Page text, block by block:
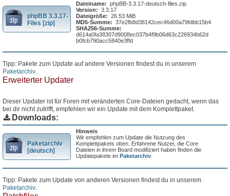
phpBB 3.3.17-
Files [zip]
Dateiname: phpBB-3.3.17-deutsch-files.zip
Version: 3.3.17
Dateigröße: 26.53 MiB
MD5-Summe: 37e2fb8d38142cec46d00a79fdbb15b4
SHA256-Summe:
d614a0fa38307d9008ec037b4f9b06d63c226934b62d
b0fcb790acc5840e3ffd
Tipp: Pakete zum Update auf andere Versionen findest du in unserem
Paketarchiv.
Erweiterter Updater
Dieser Updater ist für Foren mit veränderten Core-Dateien gedacht, wenn das
bei dir nicht zutrifft, empfehlen wir ein Update mit dem Komplettpaket.
Downloads:
Paketarchiv
[deutsch]
Hinweis
Wir empfehlen zum Update die Nutzung des
Komplettpakets oben. Erfahrene Nutzer, die Core
Dateien in ihrem Board modifiziert haben finden die
Updatepakete imPaketarchiv
Tipp: Pakete zum Update von anderen Versionen findest du in unserem
Paketarchiv